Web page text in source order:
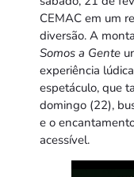
CEMAC em um
diversão. A
Somos a Gente
experiência
espetáculo, que
domingo (22),
e o
acessível.